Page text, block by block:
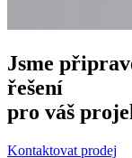
Jsme
řešení
pro váš
Kontaktovat prodej